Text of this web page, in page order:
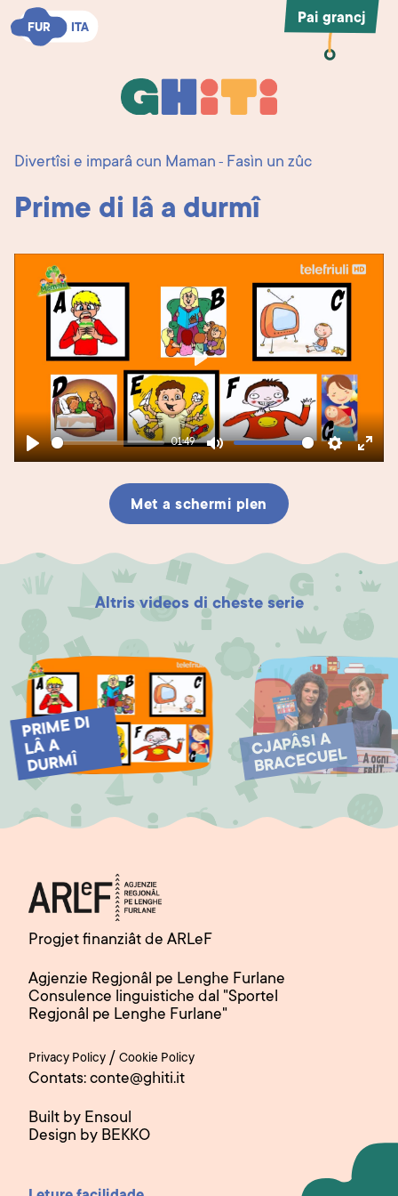
FUR ITA
FUR ITA
Ghiti
Pai grancj
Divertîsi e imparâ cun Maman - Fasìn un zûc
Prime di lâ a durmî
Play
01:49
Mute Settings
Enter
Play
Met a schermi plen
Altris videos di cheste serie
PRI
ME DI
LÂ A
DUR
MÎ
CJAPÂSI A
BRACECUEL
Progjet finanziât de ARLeF
Agjenzie Regjonâl pe Lenghe Furlane
Consulence linguistiche dal "Sportel
Regjonâl pe Lenghe Furlane"
Privacy Policy / Cookie Policy
Contats: conte@ghiti.it
Built by Ensoul
Design by BEKKO